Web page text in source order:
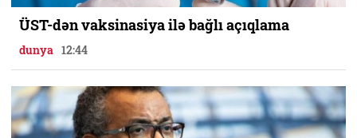
ÜST-dən vaksinasiya ilə bağlı açıqlama
dunya 12:44